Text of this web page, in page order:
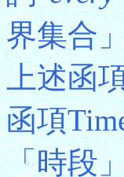
界集合
上述函
函項
「時段